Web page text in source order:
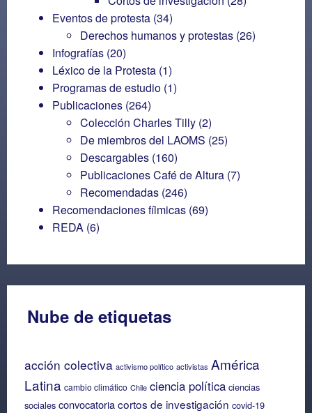
Eventos de protesta (34)
Derechos humanos y protestas (26)
Infografías (20)
Léxico de la Protesta (1)
Programas de estudio (1)
Publicaciones (264)
Colección Charles Tilly (2)
De miembros del LAOMS (25)
Descargables (160)
Publicaciones Café de Altura (7)
Recomendadas (246)
Recomendaciones fílmicas (69)
REDA (6)
Nube de etiquetas
acción colectiva activismo político activistas América
Latina cambio climático Chile ciencia política ciencias
sociales convocatoriacortos de investigación covid-19